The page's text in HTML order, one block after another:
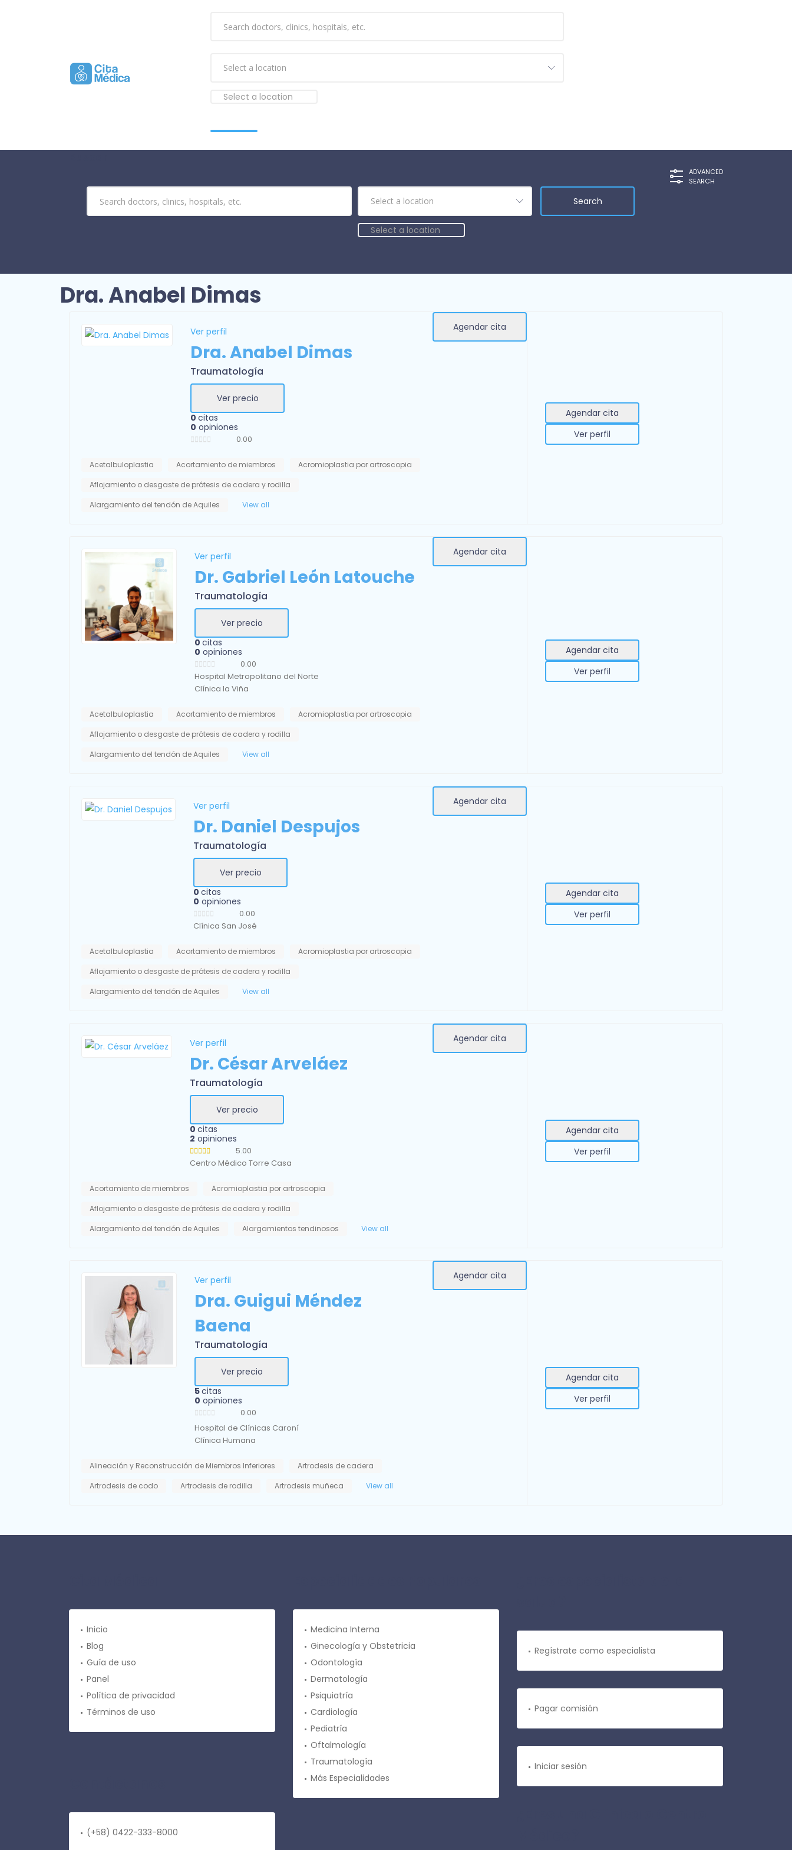
Select a location
Select a location
Search
ADVANCED
SEARCH
Dra. Anabel Dimas
Ver perfil
Dra. Anabel Dimas
Traumatología
Ver precio
0 citas
0 opiniones
0.00
Acetalbuloplastia Acortamiento de miembros
Acromioplastia por artroscopia
Aflojamiento o desgaste de prótesis de cadera y rodilla
Alargamiento del tendón de Aquiles
View all
Agendar cita
Agendar cita
Ver perfil
Ver perfil
Dr. Gabriel León Latouche
Traumatología
Ver precio
0 citas
0 opiniones
0.00
Hospital Metropolitano del Norte
Clínica la Viña
Acetalbuloplastia Acortamiento de miembros
Acromioplastia por artroscopia
Aflojamiento o desgaste de prótesis de cadera y rodilla
Alargamiento del tendón de Aquiles
View all
Agendar cita
Agendar cita
Ver perfil
Ver perfil
Dr. Daniel Despujos
Traumatología
Ver precio
0 citas
0 opiniones
0.00
Clínica San José
Acetalbuloplastia Acortamiento de miembros
Acromioplastia por artroscopia
Aflojamiento o desgaste de prótesis de cadera y rodilla
Alargamiento del tendón de Aquiles
View all
Agendar cita
Agendar cita
Ver perfil
Ver perfil
Dr. César Arveláez
Traumatología
Ver precio
0 citas
2 opiniones
5.00
Centro Médico Torre Casa
Acortamiento de miembros
Acromioplastia por artroscopia
Aflojamiento o desgaste de prótesis de cadera y rodilla
Alargamiento del tendón de Aquiles
Alargamientos tendinosos View all
Agendar cita
Agendar cita
Ver perfil
Ver perfil
Dra. Guigui Méndez
Baena
Traumatología
Ver precio
5citas
0 opiniones
0.00
Hospital de Clínicas Caroní
Clínica Humana
Alineación y Reconstrucción de Miembros Inferiores
Artrodesis de cadera
Artrodesis de codo
Artrodesis de rodilla Artrodesis muñeca View all
Agendar cita
Agendar cita
Ver perfil
Inicio
Blog
Guía de uso
Panel
Política de privacidad
Términos de uso
(+58) 0422-333-8000
Medicina Interna
Ginecología y Obstetricia
Odontología
Dermatología
Psiquiatría
Cardiología
Pediatría
Oftalmología
Traumatología
Más Especialidades
Regístrate como especialista
Pagar comisión
Iniciar sesión